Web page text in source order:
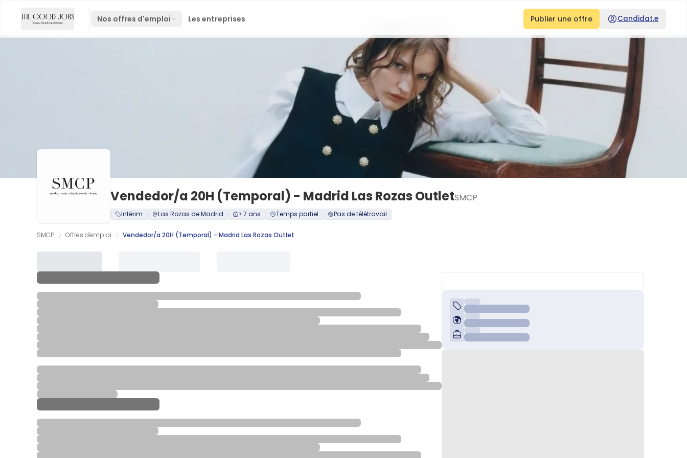
Nos offres d'emploi Les entreprises Publier une offre Candidat.e
Vendedor/a 20H (Temporal) - Madrid Las Rozas OutletSMCP
Intérim Las Rozas de Madrid > 7 ans Temps partiel Pas de télétravail
SMCP Offres d'emploi Vendedor/a 20H (Temporal) - Madrid Las Rozas Outlet